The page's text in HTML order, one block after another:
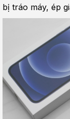
bị tráo máy, ép